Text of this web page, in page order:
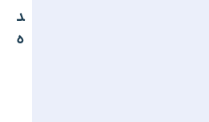
د
ه